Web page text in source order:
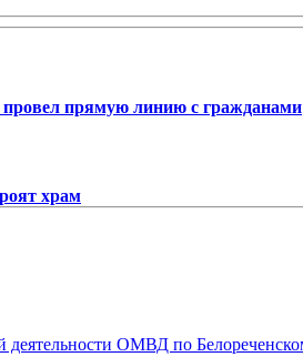
провел прямую линию с гражданами
храм